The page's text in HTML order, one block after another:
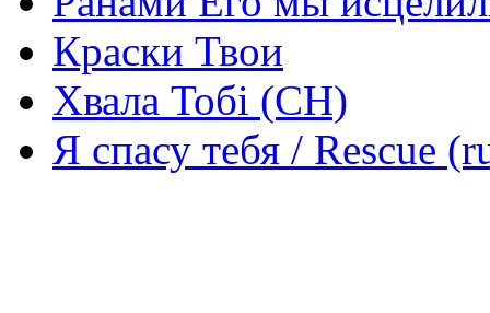
Краски Твои
Хвала Тобі (СН)
Я спасу тебя / Rescue